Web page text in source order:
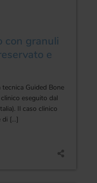
con granuli
e
Guided Bone
eseguito dal
Il caso clinico
di […]